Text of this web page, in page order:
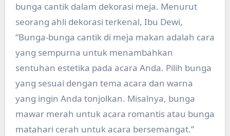
bunga cantik dalam dekorasi meja. Menurut
seorang ahli dekorasi terkenal, Ibu Dewi,
“Bunga-bunga cantik di meja makan adalah cara
yang sempurna untuk menambahkan
sentuhan estetika pada acara Anda. Pilih bunga
yang sesuai dengan tema acara dan warna
yang ingin Anda tonjolkan. Misalnya, bunga
mawar merah untuk acara romantis atau bunga
matahari cerah untuk acara bersemangat.”